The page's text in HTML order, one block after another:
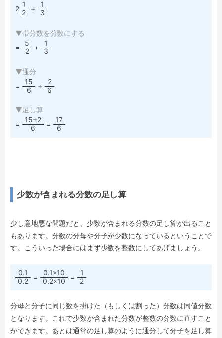
2
1
2
+
1
3
▼帯分数を分数にする
=
5
2
+
1
3
▼通分
=
15
6
+
2
6
▼足し算
=
15+2
6
=
17
6
少数が含まれる分数の足し算
少し意地悪な問題だと、少数が含まれる分数の足し算が出ること
もあります。分数の分母や分子が少数になっているということで
す。こういった場合にはまず少数を整数にしてあげましょう。
0.1
0.2
=
0.1×10
0.2×10
=
1
2
分母と分子に同じ数を掛けた（もしくは割った）分数は同値分数
となります。これで少数が含まれた分数が整数の分数に直すこと
ができます。あとは通常の足し算のように通分して分子を足し算